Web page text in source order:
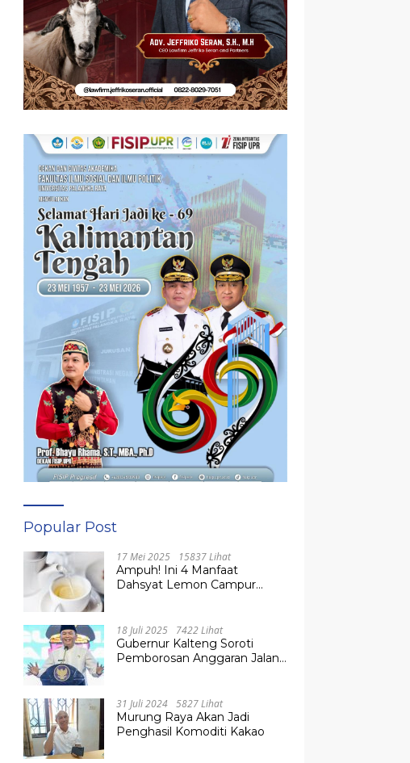
Popular Post
17 Mei 2025 15837 Lihat
Ampuh! Ini 4 Manfaat
Dahsyat Lemon Campur
18 Juli 2025 7422 Lihat
Gubernur Kalteng Soroti
Pemborosan Anggaran Jalan
31 Juli 2024 5827 Lihat
Murung Raya Akan Jadi
Penghasil Komoditi Kakao